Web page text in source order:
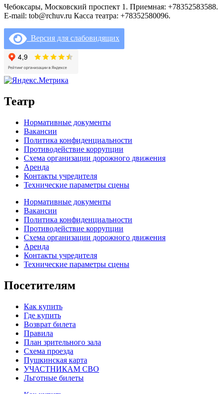
Чебоксары, Московский проспект 1. Приемная: +78352583588.
E-mail: tob@rchuv.ru Касса театра: +78352580096.
Версия для слабовидящих
Театр
Нормативные документы
Вакансии
Политика конфиденциальности
Противодействие коррупции
Схема организации дорожного движения
Аренда
Контакты учредителя
Технические параметры сцены
Нормативные документы
Вакансии
Политика конфиденциальности
Противодействие коррупции
Схема организации дорожного движения
Аренда
Контакты учредителя
Технические параметры сцены
Посетителям
Как купить
Где купить
Возврат билета
Правила
План зрительного зала
Схема проезда
Пушкинская карта
УЧАСТНИКАМ СВО
Льготные билеты